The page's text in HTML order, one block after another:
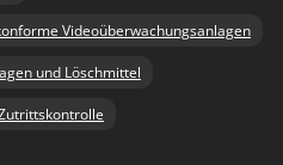
Videoüberwachungsanlagen
und Löschmittel